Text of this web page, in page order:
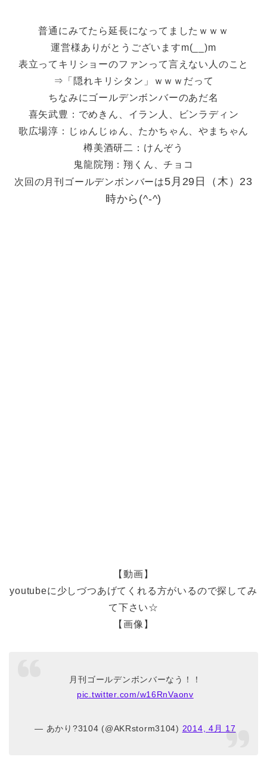
普通にみてたら延長になってましたｗｗｗ
運営様ありがとうございますm(__)m
表立ってキリショーのファンって言えない人のこと
⇒「隠れキリシタン」ｗｗｗだって
ちなみにゴールデンボンバーのあだ名
喜矢武豊：でめきん、イラン人、ビンラディン
歌広場淳：じゅんじゅん、たかちゃん、やまちゃん
樽美酒研二：けんぞう
鬼龍院翔：翔くん、チョコ
次回の月刊ゴールデンボンバーは5月29日（木）23
時から(^-^)
【動画】
youtubeに少しづつあげてくれる方がいるので探してみ
て下さい☆
【画像】
月刊ゴールデンボンバーなう！！
pic.twitter.com/w16RnVaonv
— あかり?3104 (@AKRstorm3104) 2014, 4月 17